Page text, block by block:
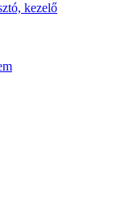
kezelő